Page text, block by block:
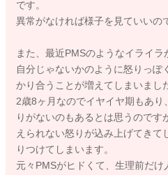
です。
異常がなければ様子を見ていいの
また、最近PMSのようなイライラ
自分じゃないかのように怒りっぽ
かり合うことが増えてしまいまし
2歳8ヶ月なのでイヤイヤ期もあり
りがないのもあるとは思うのです
えられない怒りが込み上げてきて
りつけてしまいます。
元々PMSがヒドくて、生理前だけ